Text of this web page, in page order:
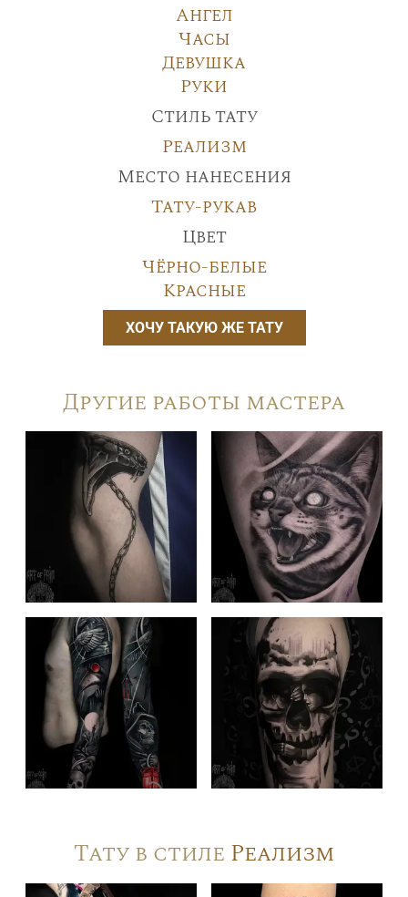
Ангел
Часы
Девушка
Руки
Стиль тату
Реализм
Место нанесения
Тату-рукав
Цвет
Чёрно-белые
Красные
ХОЧУ ТАКУЮ ЖЕ ТАТУ
Другие работы мастера
Тату в стиле Реализм